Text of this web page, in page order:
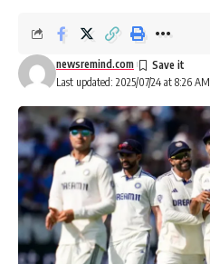
Last updated: 2025/07/24 at 8:26 AM
newsremind.com